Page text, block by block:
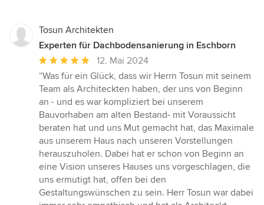
Tosun Architekten
Experten für Dachbodensanierung in Eschborn
Durchschnittliche
Bewertung:
5
von
5
Sternen
12. Mai 2024
“Was für ein Glück, dass wir Herrn Tosun mit seinem
Team als Architeckten haben, der uns von Beginn
an - und es war kompliziert bei unserem
Bauvorhaben am alten Bestand- mit Voraussicht
beraten hat und uns Mut gemacht hat, das Maximale
aus unserem Haus nach unseren Vorstellungen
herauszuholen. Dabei hat er schon von Beginn an
eine Vision unseres Hauses uns vorgeschlagen, die
uns ermutigt hat, offen bei den
Gestaltungswünschen zu sein. Herr Tosun war dabei